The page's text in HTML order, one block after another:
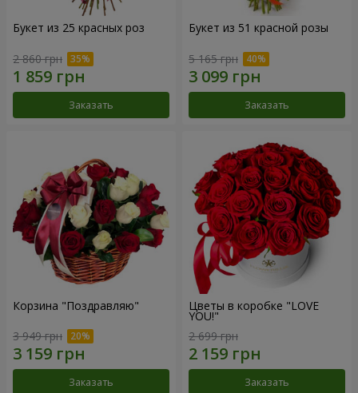
Букет из 25 красных роз
2 860 грн
Заказать
Букет из 51 красной розы
5 165 грн
Заказать
Корзина "Поздравляю"
3 949 грн
Заказать
Цветы в коробке "LOVE
YOU!"
2 699 грн
Заказать